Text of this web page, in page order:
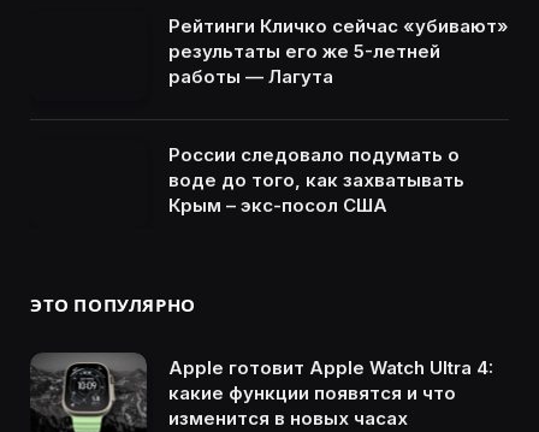
Рейтинги Кличко сейчас «убивают»
результаты его же 5-летней
работы — Лагута
России следовало подумать о
воде до того, как захватывать
Крым – экс-посол США
ЭТО ПОПУЛЯРНО
Apple готовит Apple Watch Ultra 4:
какие функции появятся и что
изменится в новых часах